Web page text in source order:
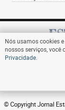
© Copyright Jornal
Nós usamos cookies
nossos serviços, você
Privacidade